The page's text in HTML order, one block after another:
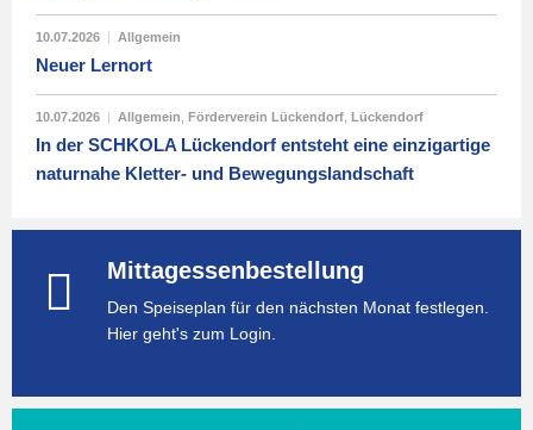
10.07.2026 | Allgemein
Neuer Lernort
10.07.2026 | Allgemein Förderverein Lückendorf Lückendorf
In der SCHKOLA Lückendorf entsteht eine einzigartige
naturnahe Kletter- und Bewegungslandschaft
Mittagessenbestellung
Den Speiseplan für den nächsten Monat festlegen.
Hier geht's zum Login.